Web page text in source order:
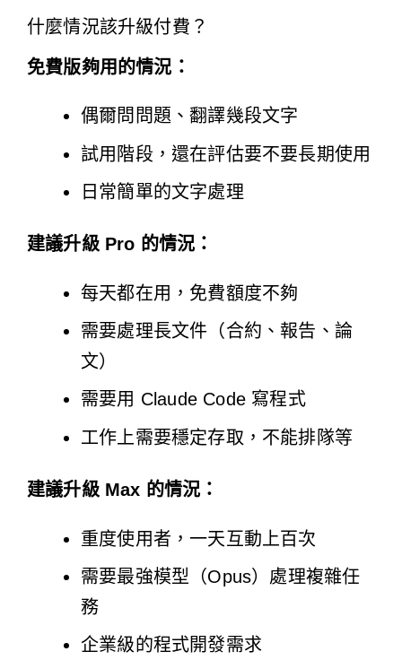
什麼情況該升級付費？
免費版夠用的情況：
偶爾問問題、翻譯幾段文字
試用階段，還在評估要不要長期使用
日常簡單的文字處理
建議升級 Pro 的情況：
每天都在用，免費額度不夠
需要處理長文件（合約、報告、論
文）
需要用 Claude Code 寫程式
工作上需要穩定存取，不能排隊等
建議升級 Max 的情況：
重度使用者，一天互動上百次
需要最強模型（Opus）處理複雜任
務
企業級的程式開發需求